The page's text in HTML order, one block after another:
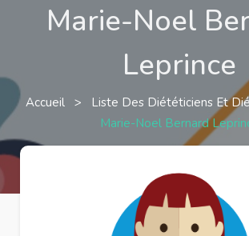
Marie-Noel
Leprince
Accueil > Liste Des Diététiciens Et
Marie-Noel Bernard